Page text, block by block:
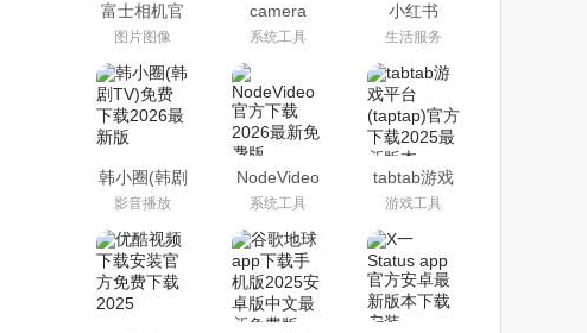
富士相机官
方下载
app2024最
新版
(camera
remote)
图片图像
camera
remote最新
版官方下载
系统工具
小红书
google play
版下载2026
最新版
生活服务
韩小圈(韩剧
TV)免费下
载2026最新
版
影音播放
NodeVideo
官方下载
2026最新免
费版
系统工具
tabtab游戏
平台(taptap)
官方下载
2025最新版
游戏工具